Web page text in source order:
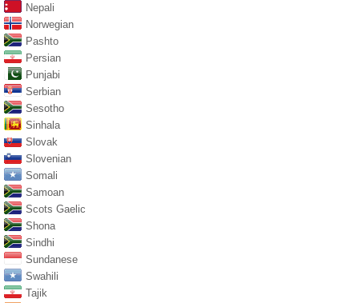
Nepali
Norwegian
Pashto
Persian
Punjabi
Serbian
Sesotho
Sinhala
Slovak
Slovenian
Somali
Samoan
Scots Gaelic
Shona
Sindhi
Sundanese
Swahili
Tajik